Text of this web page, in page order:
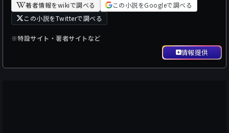
著者情報をwikiで調べる
この小説をGoogleで調べる
この小説をTwitterで調べる
※特設サイト・著者サイトなど
情報提供